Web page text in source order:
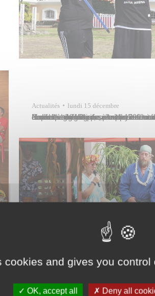
Actualités lundi 15 décembre
L’association du personnel communal A Rohi no Papeete organisait, samedi 13 décembre 2025, le Noël des enfants des employés. Ioana Tautu, conseillère déléguée, était présente dans les jardins de l’Hôtel de Ville pour le lancement de la journée récréative organisée à cette occasion. Entre 8 heures et 16 heures, plus de 200 enfants, accompagnés de…
cookies and gives you
OK, accept all Deny all